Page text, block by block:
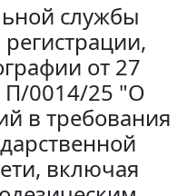
службы
от 27
П/0014/25 "О
в требования
включая